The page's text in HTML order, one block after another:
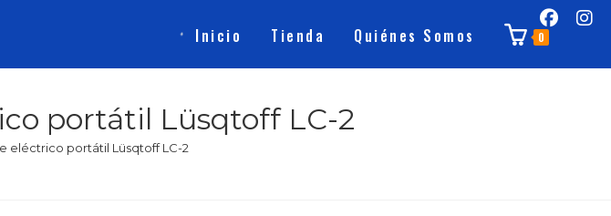
Inicio Tienda Quiénes Somos 0
portátil Lüsqtoff LC-2
eléctrico portátil Lüsqtoff LC-2